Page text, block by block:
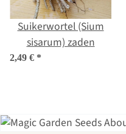
Suikerwortel (Sium
sisarum) zaden
2,49 € *